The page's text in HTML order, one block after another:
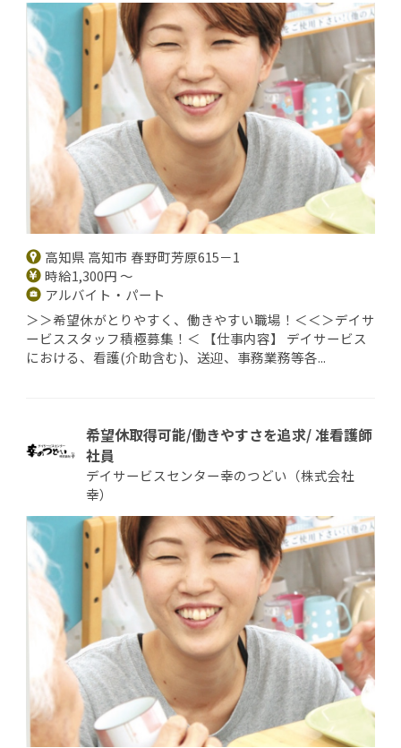
高知県 高知市 春野町芳原615－1
時給1,300円 ～
アルバイト・パート
＞＞希望休がとりやすく、働きやすい職場！＜＜＞デイサ
ービススタッフ積極募集！＜ 【仕事内容】 デイサービス
における、看護(介助含む)、送迎、事務業務等各...
希望休取得可能/働きやすさを追求/ 准看護師
社員
デイサービスセンター幸のつどい（株式会社
幸）